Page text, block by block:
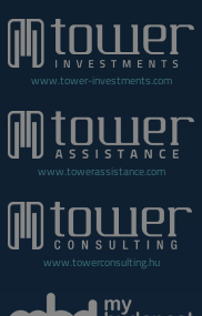
www.tower-investments.com
www.towerassistance.com
www.towerconsulting.hu